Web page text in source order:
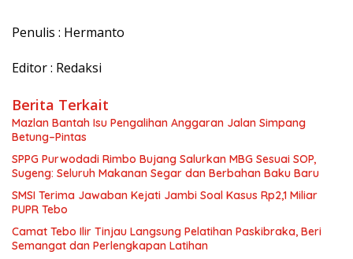
Penulis : Hermanto
Editor : Redaksi
Berita Terkait
Mazlan Bantah Isu Pengalihan Anggaran Jalan Simpang
Betung–Pintas
SPPG Purwodadi Rimbo Bujang Salurkan MBG Sesuai SOP,
Sugeng: Seluruh Makanan Segar dan Berbahan Baku Baru
SMSI Terima Jawaban Kejati Jambi Soal Kasus Rp2,1 Miliar
PUPR Tebo
Camat Tebo Ilir Tinjau Langsung Pelatihan Paskibraka, Beri
Semangat dan Perlengkapan Latihan